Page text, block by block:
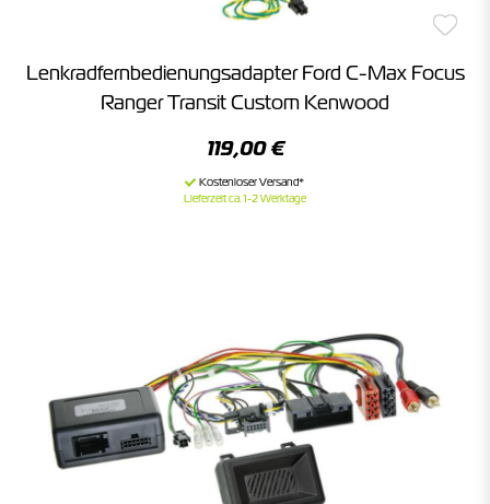
Lenkradfernbedienungsadapter Ford C-Max Focus
Ranger Transit Custom Kenwood
119,00 €
Lieferzeit ca. 1-2 Werktage